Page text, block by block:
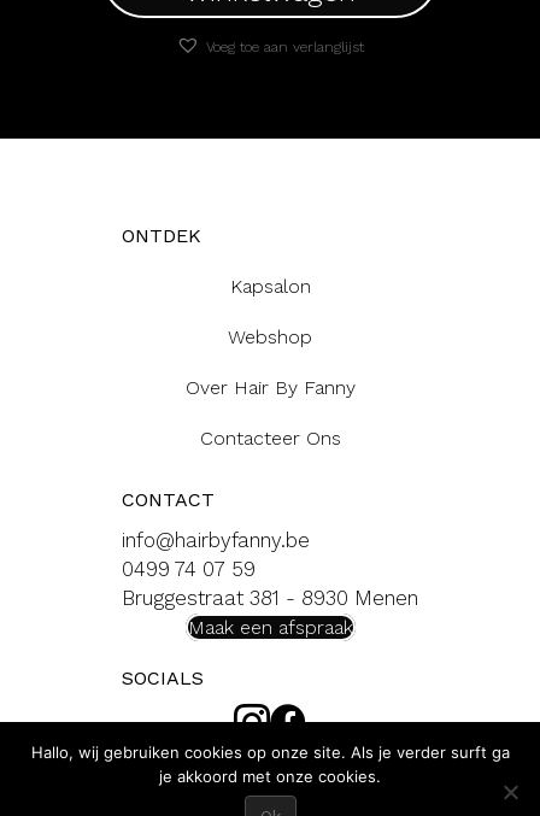
Voeg toe aan verlanglijst
ONTDEK
Kapsalon
Webshop
Over Hair By Fanny
Contacteer Ons
CONTACT
info@hairbyfanny.be
0499 74 07 59
Bruggestraat 381 - 8930 Menen
Maak een afspraak
SOCIALS
© 2026 Hair by fanny* webdesign with moof
Hallo, wij gebruiken cookies op onze site. Als je verder surft ga
je akkoord met onze cookies.